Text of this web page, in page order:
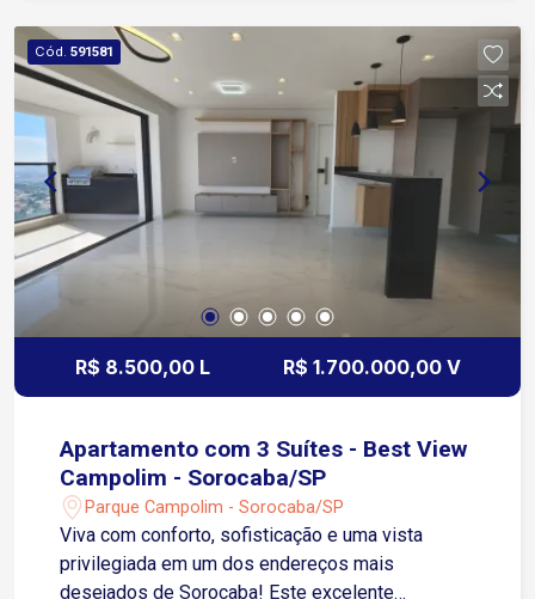
Cód. 591581
R$ 8.500,00 L R$ 1.700.000,00 V
Apartamento com 3 Suítes - Best View
Campolim - Sorocaba/SP
Parque Campolim - Sorocaba/SP
Viva com conforto, sofisticação e uma vista
privilegiada em um dos endereços mais
desejados de Sorocaba! Este excelente